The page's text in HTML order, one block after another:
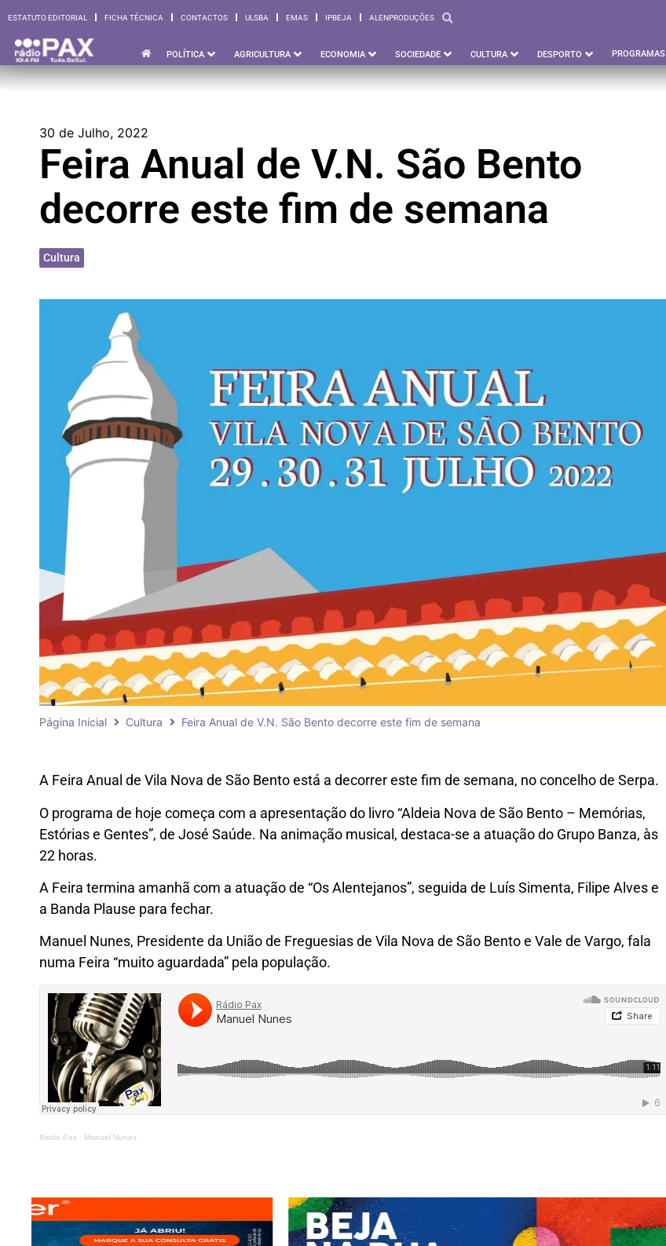
ESTATUTO EDITORIAL FICHA TÉCNICA CONTACTOS ULSBA EMAS IPBEJA ALENPRODUÇÕES
POLÍTICA AGRICULTURA ECONOMIA SOCIEDADE CULTURA DESPORTO PROGRAMAS
ESTATUTO EDITORIAL FICHA TÉCNICA CONTACTOS ULSBA EMAS IPBEJA ALENPRODUÇÕES
30 de Julho, 2022
Feira Anual de V.N. São Bento
decorre este fim de semana
Cultura
Página Inicial Cultura Feira Anual de V.N. São Bento decorre este fim de semana
A Feira Anual de Vila Nova de São Bento está a decorrer este fim de semana, no concelho de Serpa.
O programa de hoje começa com a apresentação do livro “Aldeia Nova de São Bento – Memórias,
Estórias e Gentes”, de José Saúde. Na animação musical, destaca-se a atuação do Grupo Banza, às
22 horas.
A Feira termina amanhã com a atuação de “Os Alentejanos”, seguida de Luís Simenta, Filipe Alves e
a Banda Plause para fechar.
Manuel Nunes, Presidente da União de Freguesias de Vila Nova de São Bento e Vale de Vargo, fala
numa Feira “muito aguardada” pela população.
Rádio Pax · Manuel Nunes